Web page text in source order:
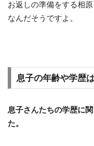
お返しの準備をする相
なんだそうですよ。
息子の年齢や学歴
息子さんたちの学歴に
た。